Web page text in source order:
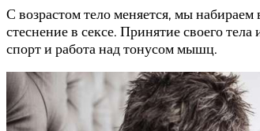
С возрастом тело меняется, мы
стеснение в сексе. Принятие своего
спорт и работа над тонусом мышц.